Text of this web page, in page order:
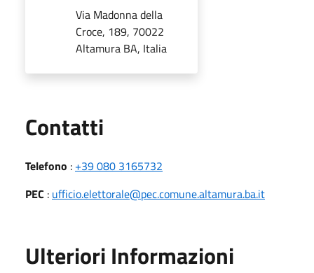
Via Madonna della
Croce, 189, 70022
Altamura BA, Italia
Contatti
Telefono : +39 080 3165732
PEC : ufficio.elettorale@pec.comune.altamura.ba.it
Ulteriori Informazioni